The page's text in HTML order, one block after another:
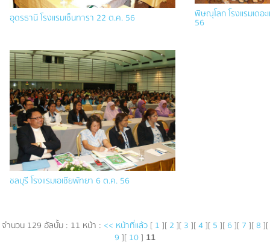
อุดรธานี โรงแรมเซ็นทารา 22 ต.ค. 56 พิษณุโลก โรงแรมเดอ
56
ชลบุรี โรงแรมเอเชียพัทยา 6 ต.ค. 56
จำนวน 129 อัลบั้ม : 11 หน้า : << หน้าที่แล้ว [ 1 ][ 2 ][ 3 ][4][ 5 ][ 6 ][ 7 ][ 8 ][
9 ][ 10] 11